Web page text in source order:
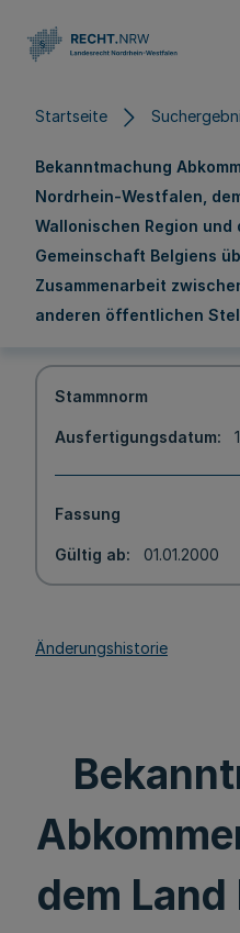
Startseite
Bekanntmachung
Nordrhein-Westfalen,
Wallonischen Region
Gemeinschaft Belgiens
Zusammenarbeit
anderen öffentlichen
Stammnorm
Ausfertigungsdatum
Fassung
Gültig ab 01.01.2000
Änderungshistorie
dem